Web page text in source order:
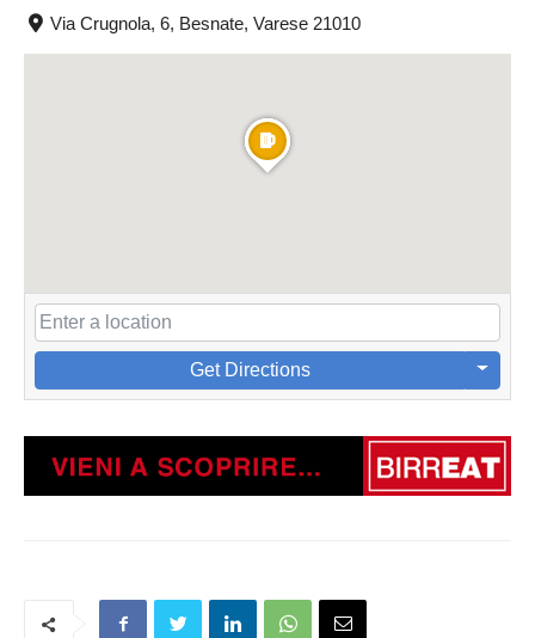
Via Crugnola, 6, Besnate, Varese 21010
Get Directions